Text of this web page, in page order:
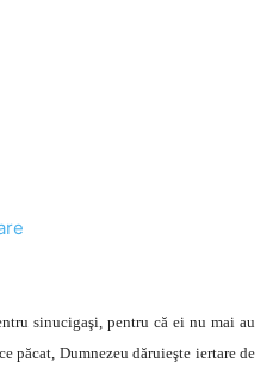
sinucigaşi, pentru că ei nu mai au
păcat, Dumnezeu dăruieşte iertare de